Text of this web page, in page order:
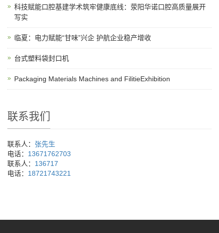
科技赋能口腔基建学术筑牢健康底线：荥阳华诺口腔高质量展开
写实
临夏：电力赋能“甘味”兴企 护航企业稳产增收
台式塑料袋封口机
Packaging Materials Machines and FilitieExhibition
联系我们
联系人： 张先生
电话： 13671762703
联系人： 136717
电话： 18721743221